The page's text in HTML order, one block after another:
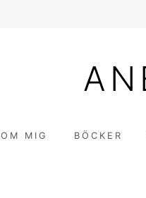
OM MIG BÖCKER